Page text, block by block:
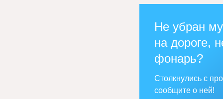
Не убран
на дороге,
фонарь?
Столкнулись с
сообщите о ней!